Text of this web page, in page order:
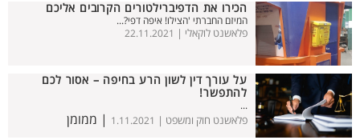
הכירו את הדפיברילטורים הקרובים אליכם
המיזם החברתי 'הצילו! איפה דפי?...
פלאשנט לוקאלי | 22.11.2021
על עורך דין לשון הרע בחיפה – אסור לכם
להתפשר!
...
פלאשנט חוק ומשפט | 1.11.2021 | ממומן